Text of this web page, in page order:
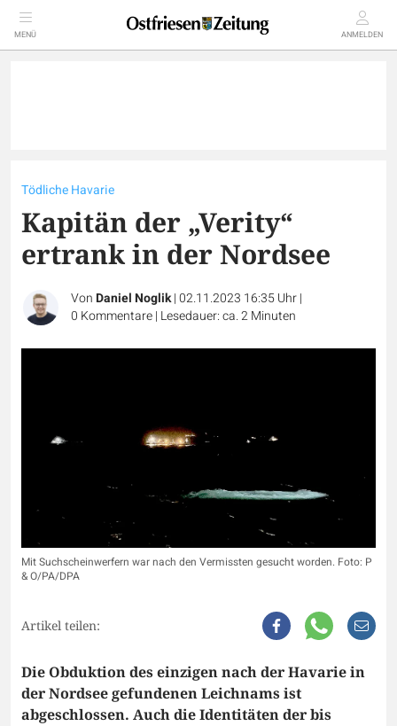
MENÜ ANMELDEN
Tödliche Havarie
Kapitän der „Verity“
ertrank in der Nordsee
VonDaniel Noglik|02.11.2023 16:35 Uhr|
0 Kommentare| Lesedauer: ca. 2 Minuten
Mit Suchscheinwerfern war nach den Vermissten gesucht worden. Foto: P
& O/PA/DPA
Artikel teilen:
Die Obduktion des einzigen nach der Havarie in
der Nordsee gefundenen Leichnams ist
abgeschlossen. Auch die Identitäten der bis